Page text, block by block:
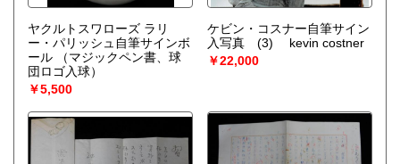
ヤクルトスワローズ ラリ
ー・パリッシュ自筆サインボ
ール
（マジックペン書、球
団ロゴ入球）
￥5,500
ケビン・コスナー自筆サイン
入写真 (3) kevin costner
￥22,000